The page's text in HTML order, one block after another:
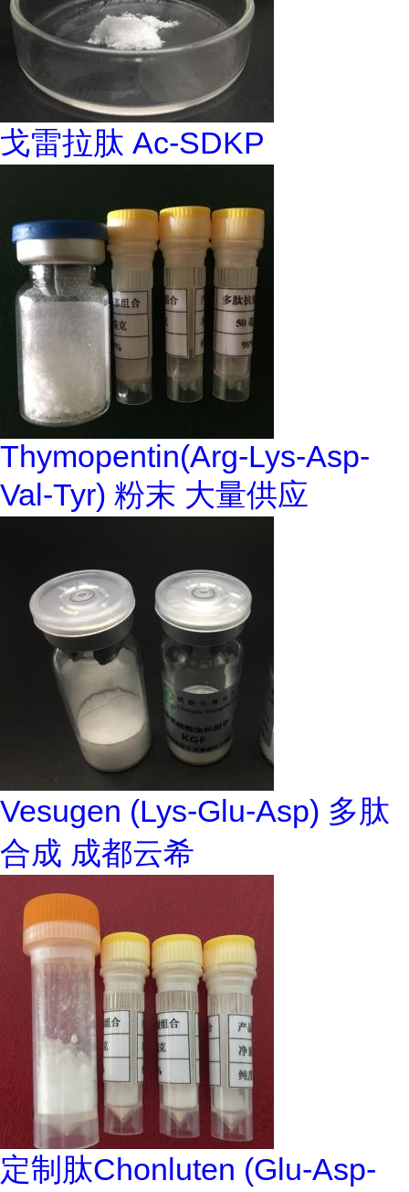
戈雷拉肽 Ac-SDKP
Thymopentin(Arg-Lys-Asp-
Val-Tyr) 粉末 大量供应
Vesugen (Lys-Glu-Asp) 多肽
合成 成都云希
定制肽Chonluten (Glu-Asp-